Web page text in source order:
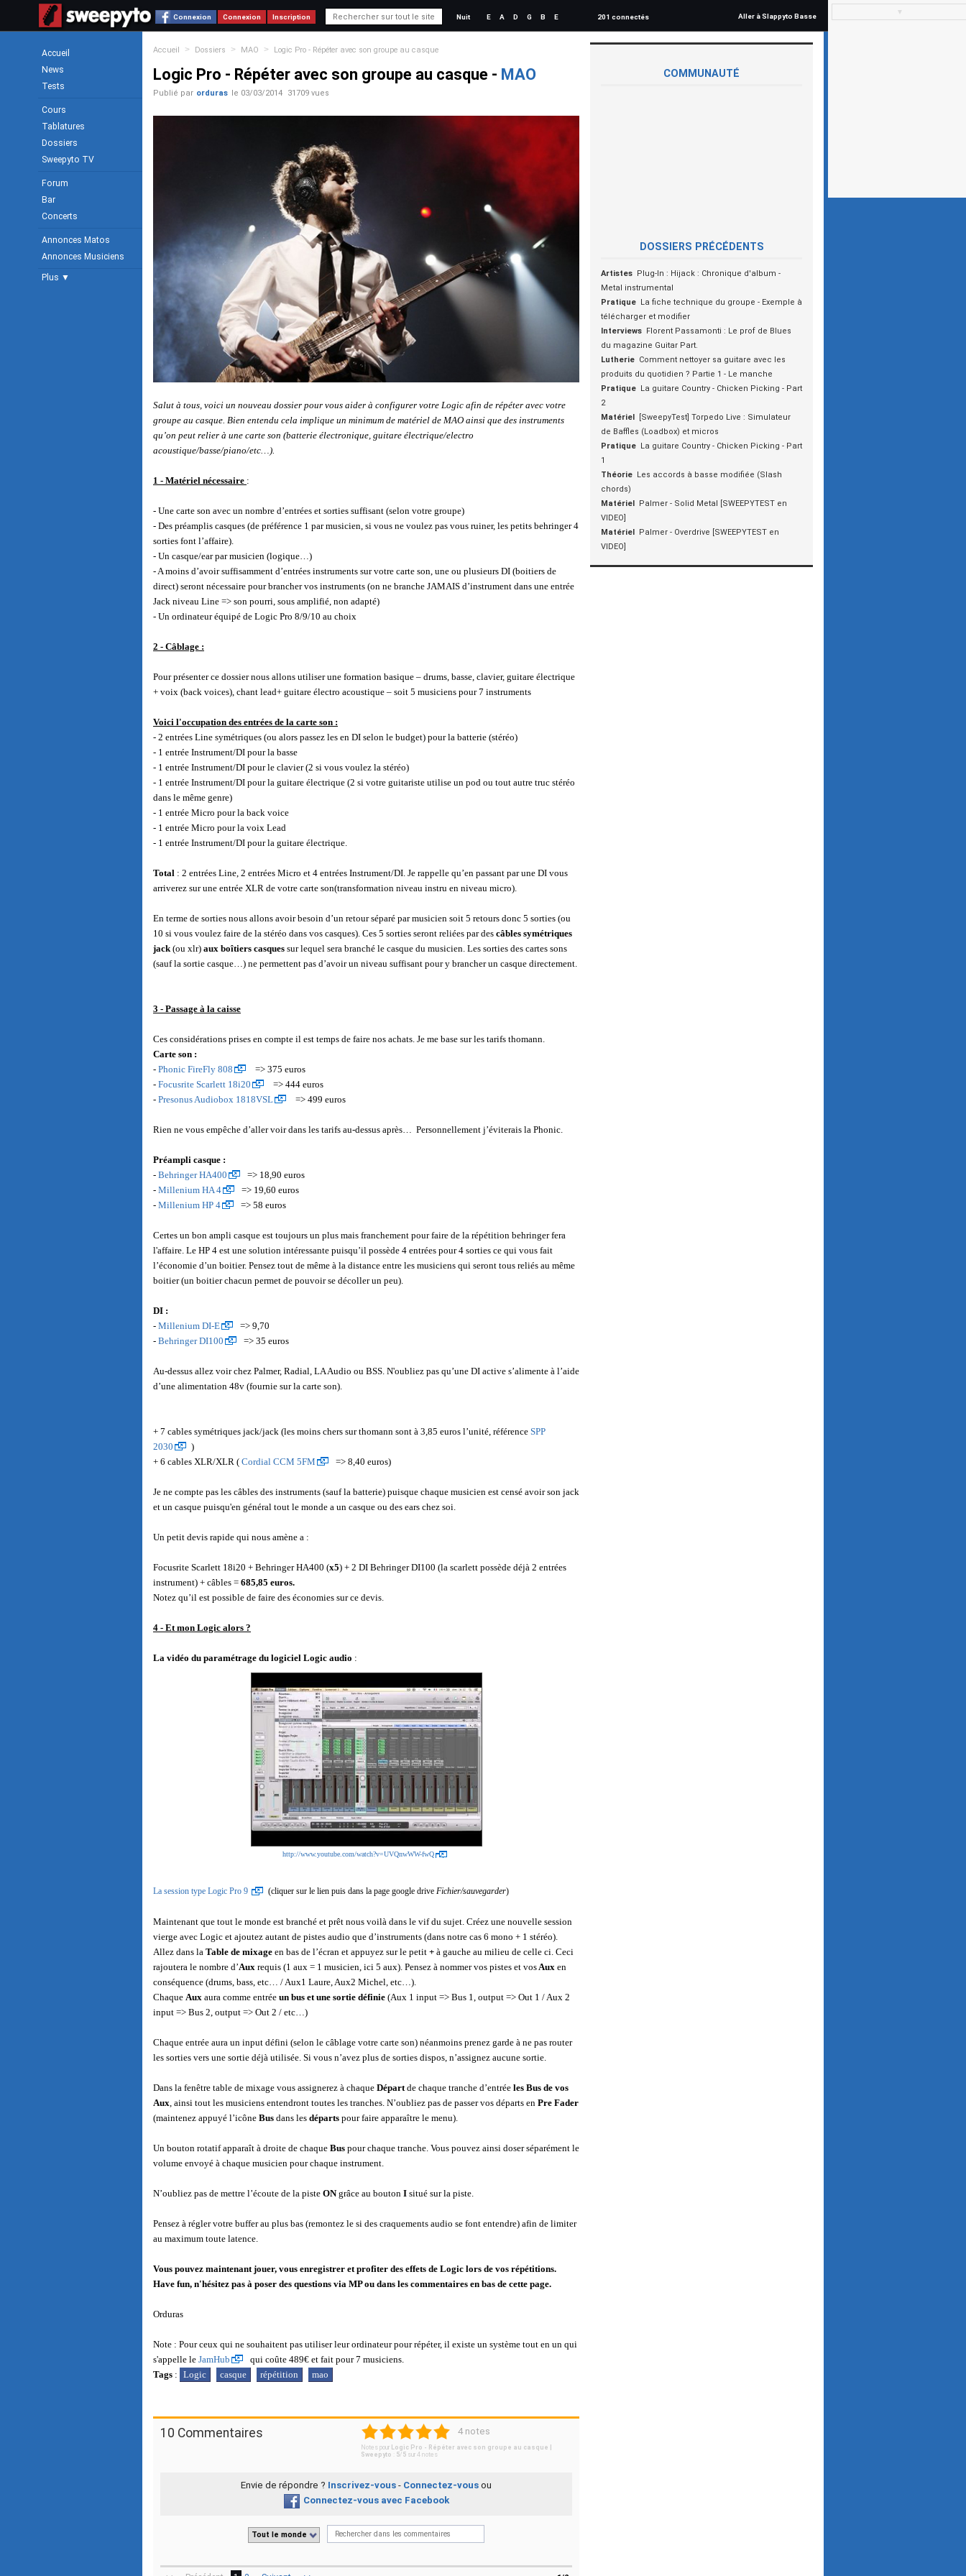
Connexion Connexion Inscription Nuit E A D G B E 201 connectés Aller à Slappyto Basse
Accueil
News
Tests
Cours
Tablatures
Dossiers
Sweepyto TV
Forum
Bar
Concerts
Annonces Matos
Annonces Musiciens
Plus ▼
Accueil > Dossiers > MAO > Logic Pro - Répéter avec son groupe au casque
Logic Pro - Répéter avec son groupe au casque - MAO
Publié par orduras le 03/03/2014 31709 vues
Salut à tous, voici un nouveau dossier pour vous aider à configurer votre Logic afin de répéter avec votre
groupe au casque. Bien entendu cela implique un minimum de matériel de MAO ainsi que des instruments
qu’on peut relier à une carte son (batterie électronique, guitare électrique/electro
acoustique/basse/piano/etc…).
1 - Matériel nécessaire :
- Une carte son avec un nombre d’entrées et sorties suffisant (selon votre groupe)
- Des préamplis casques (de préférence 1 par musicien, si vous ne voulez pas vous ruiner, les petits behringer 4
sorties font l’affaire).
- Un casque/ear par musicien (logique…)
- A moins d’avoir suffisamment d’entrées instruments sur votre carte son, une ou plusieurs DI (boitiers de
direct) seront nécessaire pour brancher vos instruments (on ne branche JAMAIS d’instrument dans une entrée
Jack niveau Line => son pourri, sous amplifié, non adapté)
- Un ordinateur équipé de Logic Pro 8/9/10 au choix
2 - Câblage :
Pour présenter ce dossier nous allons utiliser une formation basique – drums, basse, clavier, guitare électrique
+ voix (back voices), chant lead+ guitare électro acoustique – soit 5 musiciens pour 7 instruments
Voici l'occupation des entrées de la carte son :
- 2 entrées Line symétriques (ou alors passez les en DI selon le budget) pour la batterie (stéréo)
- 1 entrée Instrument/DI pour la basse
- 1 entrée Instrument/DI pour le clavier (2 si vous voulez la stéréo)
- 1 entrée Instrument/DI pour la guitare électrique (2 si votre guitariste utilise un pod ou tout autre truc stéréo
dans le même genre)
- 1 entrée Micro pour la back voice
- 1 entrée Micro pour la voix Lead
- 1 entrée Instrument/DI pour la guitare électrique.
Total : 2 entrées Line, 2 entrées Micro et 4 entrées Instrument/DI. Je rappelle qu’en passant par une DI vous
arriverez sur une entrée XLR de votre carte son(transformation niveau instru en niveau micro).
En terme de sorties nous allons avoir besoin d’un retour séparé par musicien soit 5 retours donc 5 sorties (ou
10 si vous voulez faire de la stéréo dans vos casques). Ces 5 sorties seront reliées par des câbles symétriques
jack (ou xlr) aux boîtiers casques sur lequel sera branché le casque du musicien. Les sorties des cartes sons
(sauf la sortie casque…) ne permettent pas d’avoir un niveau suffisant pour y brancher un casque directement.
3 - Passage à la caisse
Ces considérations prises en compte il est temps de faire nos achats. Je me base sur les tarifs thomann.
Carte son :
- Phonic FireFly 808
=> 375 euros
- Focusrite Scarlett 18i20
=> 444 euros
- Presonus Audiobox 1818VSL => 499 euros
Rien ne vous empêche d’aller voir dans les tarifs au-dessus après… Personnellement j’éviterais la Phonic.
Préampli casque :
- Behringer HA400
=> 18,90 euros
- Millenium HA 4
=> 19,60 euros
- Millenium HP 4 => 58 euros
Certes un bon ampli casque est toujours un plus mais franchement pour faire de la répétition behringer fera
l'affaire. Le HP 4 est une solution intéressante puisqu’il possède 4 entrées pour 4 sorties ce qui vous fait
l’économie d’un boitier. Pensez tout de même à la distance entre les musiciens qui seront tous reliés au même
boitier (un boitier chacun permet de pouvoir se décoller un peu).
DI :
- Millenium DI-E
=> 9,70
- Behringer DI100 => 35 euros
Au-dessus allez voir chez Palmer, Radial, LA Audio ou BSS. N'oubliez pas qu’une DI active s’alimente à l’aide
d’une alimentation 48v (fournie sur la carte son).
+ 7 cables symétriques jack/jack (les moins chers sur thomann sont à 3,85 euros l’unité, référence SPP
2030
)
+ 6 cables XLR/XLR ( Cordial CCM 5FM => 8,40 euros)
Je ne compte pas les câbles des instruments (sauf la batterie) puisque chaque musicien est censé avoir son jack
et un casque puisqu'en général tout le monde a un casque ou des ears chez soi.
Un petit devis rapide qui nous amène a :
Focusrite Scarlett 18i20 + Behringer HA400 (x5) + 2 DI Behringer DI100 (la scarlett possède déjà 2 entrées
instrument) + câbles = 685,85 euros.
Notez qu’il est possible de faire des économies sur ce devis.
4 - Et mon Logic alors ?
La vidéo du paramétrage du logiciel Logic audio :
http://www.youtube.com/watch?v=UVQnwWW-fwQ
La session type Logic Pro 9 (cliquer sur le lien puis dans la page google drive Fichier/sauvegarder)
Maintenant que tout le monde est branché et prêt nous voilà dans le vif du sujet. Créez une nouvelle session
vierge avec Logic et ajoutez autant de pistes audio que d’instruments (dans notre cas 6 mono + 1 stéréo).
Allez dans la Table de mixage en bas de l’écran et appuyez sur le petit + à gauche au milieu de celle ci. Ceci
rajoutera le nombre d’Aux requis (1 aux = 1 musicien, ici 5 aux). Pensez à nommer vos pistes et vos Aux en
conséquence (drums, bass, etc… / Aux1 Laure, Aux2 Michel, etc…).
Chaque Aux aura comme entrée un bus et une sortie définie (Aux 1 input => Bus 1, output => Out 1 / Aux 2
input => Bus 2, output => Out 2 / etc…)
Chaque entrée aura un input défini (selon le câblage votre carte son) néanmoins prenez garde à ne pas router
les sorties vers une sortie déjà utilisée. Si vous n’avez plus de sorties dispos, n’assignez aucune sortie.
Dans la fenêtre table de mixage vous assignerez à chaque Départ de chaque tranche d’entrée les Bus de vos
Aux , ainsi tout les musiciens entendront toutes les tranches. N’oubliez pas de passer vos départs en Pre Fader
(maintenez appuyé l’icône Bus dans les départs pour faire apparaître le menu).
Un bouton rotatif apparaît à droite de chaque Bus pour chaque tranche. Vous pouvez ainsi doser séparément le
volume envoyé à chaque musicien pour chaque instrument.
N’oubliez pas de mettre l’écoute de la piste ONgrâce au bouton I situé sur la piste.
Pensez à régler votre buffer au plus bas (remontez le si des craquements audio se font entendre) afin de limiter
au maximum toute latence.
Vous pouvez maintenant jouer, vous enregistrer et profiter des effets de Logic lors de vos répétitions.
Have fun, n'hésitez pas à poser des questions via MP ou dans les commentaires en bas de cette page.
Orduras
Note : Pour ceux qui ne souhaitent pas utiliser leur ordinateur pour répéter, il existe un système tout en un qui
s'appelle le JamHub
qui coûte 489€ et fait pour 7 musiciens.
Tags : Logic casque répétition mao
10 Commentaires 1 2 3 4 5 4 notes
Notes pour
Logic Pro - Répéter avec son groupe au casque |
Sweepyto
5/ 5 sur 4 notes
Envie de répondre ? Inscrivez-vous - Connectez-vous ou
Connectez-vous avec Facebook
Tout le monde
COMMUNAUTÉ
DOSSIERS PRÉCÉDENTS
Artistes Plug-In : Hijack : Chronique d'album -
Metal instrumental
Pratique La fiche technique du groupe - Exemple à
télécharger et modifier
Interviews Florent Passamonti : Le prof de Blues
du magazine Guitar Part.
Lutherie Comment nettoyer sa guitare avec les
produits du quotidien ? Partie 1 - Le manche
Pratique La guitare Country - Chicken Picking - Part
2
Matériel
[SweepyTest] Torpedo Live : Simulateur
de Baffles (Loadbox) et micros
Pratique La guitare Country - Chicken Picking - Part
1
Théorie Les accords à basse modifiée (Slash
chords)
Matériel Palmer - Solid Metal [SWEEPYTEST en
VIDEO]
Matériel Palmer - Overdrive [SWEEPYTEST en
VIDEO]
▼